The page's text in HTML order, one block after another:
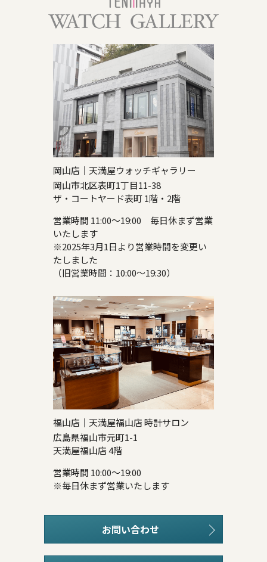
岡山店｜天満屋ウォッチギャラリー
岡山市北区表町1丁目11-38
ザ・コートヤード表町 1階・2階
営業時間 11:00～19:00 毎日休まず営業
いたします
※2025年3月1日より営業時間を変更い
たしました
（旧営業時間：10:00～19:30）
福山店｜天満屋福山店 時計サロン
広島県福山市元町1-1
天満屋福山店 4階
営業時間 10:00～19:00
※毎日休まず営業いたします
お問い合わせ